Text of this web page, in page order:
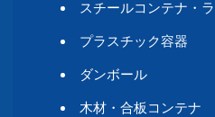
スチールコンテナ・
プラスチック容器
ダンボール
木材・合板コンテナ